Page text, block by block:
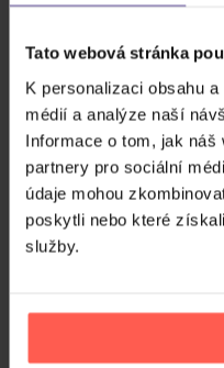
Tato webová stránka
K personalizaci obsahu
médií a analýze naší
Informace o tom, jak
partnery pro sociální
údaje mohou
poskytli nebo které
služby.